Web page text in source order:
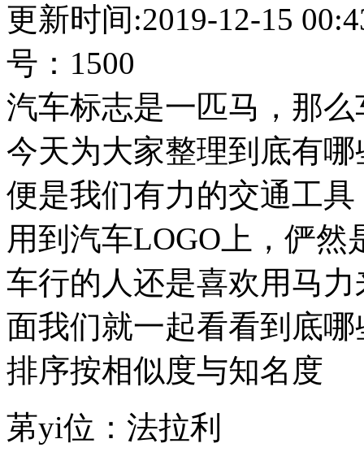
更新时间:2019-12-15
号：1500
汽车标志是一匹马，那
今天为大家整理到底有
便是我们有力的交通工
用到汽车LOGO上，俨
车行的人还是喜欢用马
面我们就一起看看到底
排序按相似度与知名度
苐yi位：法拉利